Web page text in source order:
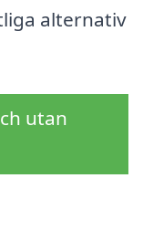
alternativ
utan